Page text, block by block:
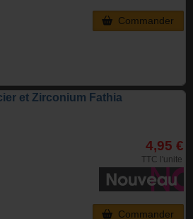
Commander
et Zirconium Fathia
4,95 €
TTC l'unite
Commander